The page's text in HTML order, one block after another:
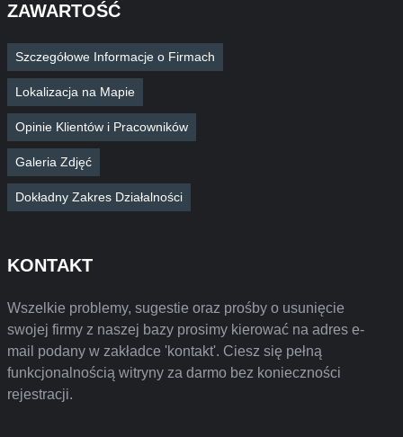
ZAWARTOŚĆ
Szczegółowe Informacje o Firmach
Lokalizacja na Mapie
Opinie Klientów i Pracowników
Galeria Zdjęć
Dokładny Zakres Działalności
KONTAKT
Wszelkie problemy, sugestie oraz prośby o usunięcie
swojej firmy z naszej bazy prosimy kierować na adres e-
mail podany w zakładce 'kontakt'. Ciesz się pełną
funkcjonalnością witryny za darmo bez konieczności
rejestracji.